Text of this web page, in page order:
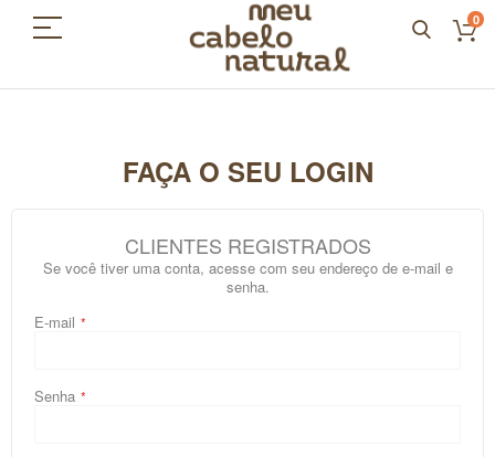
0
FAÇA O SEU LOGIN
CLIENTES REGISTRADOS
Se você tiver uma conta, acesse com seu endereço de e-mail e
senha.
E-mail
Senha